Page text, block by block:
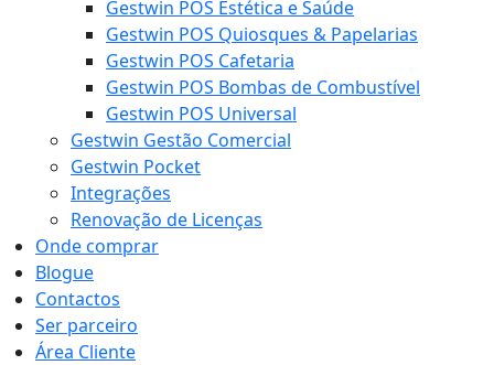
Gestwin POS Estética e Saúde
Gestwin POS Quiosques & Papelarias
Gestwin POS Cafetaria
Gestwin POS Bombas de Combustível
Gestwin POS Universal
Gestwin Gestão Comercial
Gestwin Pocket
Integrações
Renovação de Licenças
Onde comprar
Blogue
Contactos
Ser parceiro
Área Cliente